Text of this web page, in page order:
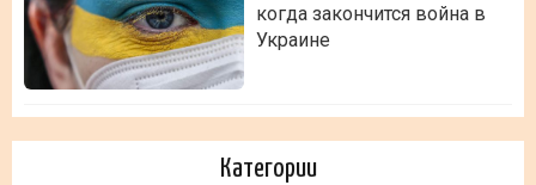
когда закончится война в
Украине
Категории